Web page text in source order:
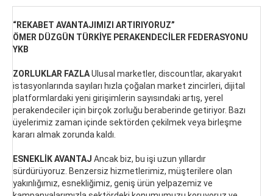
“REKABET AVANTAJIMIZI ARTIRIYORUZ”
ÖMER DÜZGÜN TÜRKİYE PERAKENDECİLER FEDERASYONU
YKB
ZORLUKLAR FAZLAUlusal marketler, discountlar, akaryakıt
istasyonlarında sayıları hızla çoğalan market zincirleri, dijital
platformlardaki yeni girişimlerin sayısındaki artış, yerel
perakendeciler için birçok zorluğu beraberinde getiriyor. Bazı
üyelerimiz zaman içinde sektörden çekilmek veya birleşme
kararı almak zorunda kaldı.
ESNEKLİK AVANTAJ Ancak biz, bu işi uzun yıllardır
sürdürüyoruz. Benzersiz hizmetlerimiz, müşterilere olan
yakınlığımız, esnekliğimiz, geniş ürün yelpazemiz ve